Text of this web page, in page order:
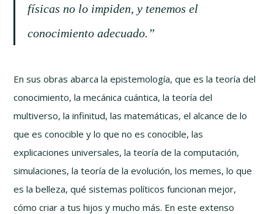
físicas no lo impiden, y tenemos el
conocimiento adecuado.”
En sus obras abarca la epistemología, que es la teoría del
conocimiento, la mecánica cuántica, la teoría del
multiverso, la infinitud, las matemáticas, el alcance de lo
que es conocible y lo que no es conocible, las
explicaciones universales, la teoría de la computación,
simulaciones, la teoría de la evolución, los memes, lo que
es la belleza, qué sistemas políticos funcionan mejor,
cómo criar a tus hijos y mucho más. En este extenso